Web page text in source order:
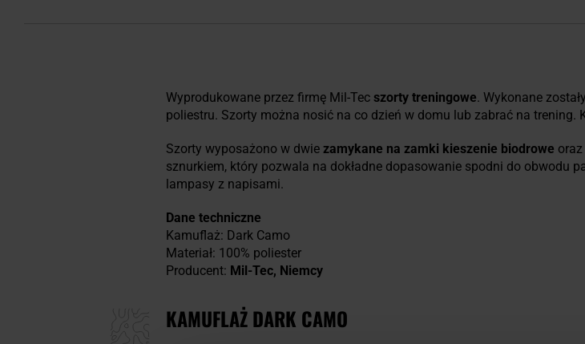
Wyprodukowane przez firmę Mil-Tec szorty treningowe. Wykonane
poliestru. Szorty można nosić na co dzień w domu lub zabrać na trening.
Szorty wyposażono w dwie zamykane na zamki kieszenie biodrowe
sznurkiem, który pozwala na dokładne dopasowanie spodni do obwodu
lampasy z napisami.
Dane techniczne
Kamuflaż: Dark Camo
Materiał: 100% poliester
Producent: Mil-Tec, Niemcy
KAMUFLAŻ DARK CAMO